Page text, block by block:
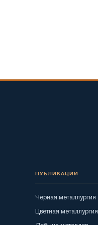
ПУБЛИКАЦИИ
Черная металлургия
Цветная металлургия